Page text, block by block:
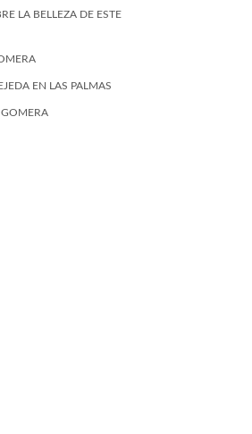
LA BELLEZA DE ESTE
EN LAS PALMAS
GOMERA